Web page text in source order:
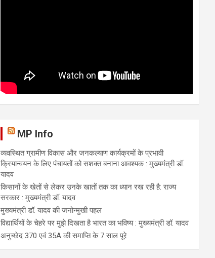
MP Info
व्यवस्थित ग्रामीण विकास और जनकल्याण कार्यक्रमों के प्रभावी
क्रियान्वयन के लिए पंचायतों को सशक्त बनाना आवश्यक : मुख्यमंत्री डॉ.
यादव
किसानों के खेतों से लेकर उनके खातों तक का ध्यान रख रही है: राज्य
सरकार : मुख्यमंत्री डॉ. यादव
मुख्यमंत्री डॉ. यादव की जनोन्मुखी पहल
विद्यार्थियों के चेहरे पर मुझे दिखता है भारत का भविष्य : मुख्यमंत्री डॉ. यादव
अनुच्छेद 370 एवं 35A की समाप्ति के 7 साल पूरे